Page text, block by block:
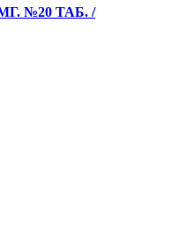
№20 ТАБ. /